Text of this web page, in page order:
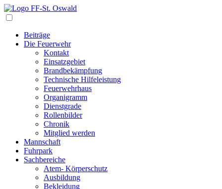
Beiträge
Die Feuerwehr
Kontakt
Einsatzgebiet
Brandbekämpfung
Technische Hilfeleistung
Feuerwehrhaus
Organigramm
Dienstgrade
Rollenbilder
Chronik
Mitglied werden
Mannschaft
Fuhrpark
Sachbereiche
Atem- Körperschutz
Ausbildung
Bekleidung